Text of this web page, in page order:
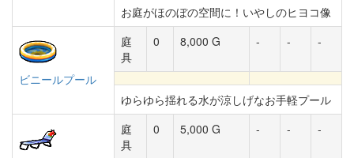
お庭がほのぼの空間に！いやしのヒヨコ像
ビニールプール
庭
具
0 8,000 G - - -
ゆらゆら揺れる水が涼しげなお手軽プール
庭
具
0 5,000 G - - -